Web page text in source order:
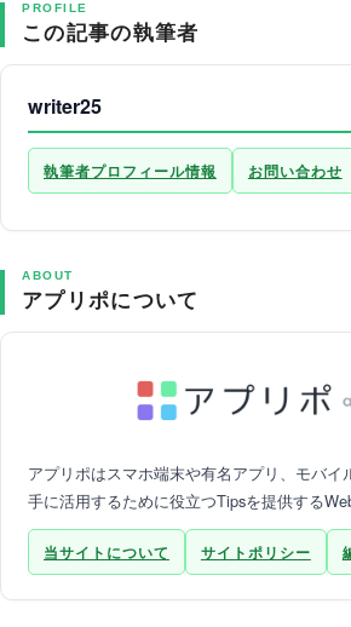
PROFILE
この記事の執筆者
writer25
執筆者プロフィール情報 お問い合わせ
ABOUT
アプリポについて
アプリポはスマホ端末や有名アプリ、モバイ
手に活用するために役立つTipsを提供する
当サイトについて サイトポリシー